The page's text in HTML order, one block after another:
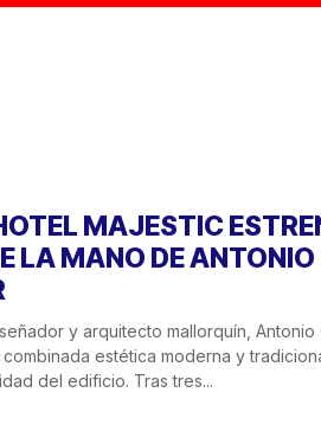
MAJESTIC
LA MANO DE ANTONIO
y arquitecto mallorquín, Antonio
estética moderna y
del edificio. Tras tres...